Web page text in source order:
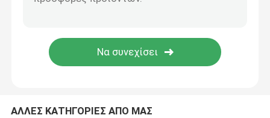
Τύπος βαλβίδας PE
ΑΛΛΕΣ ΚΑΤΗΓΟΡΙΕΣ ΑΠΟ ΜΑΣ